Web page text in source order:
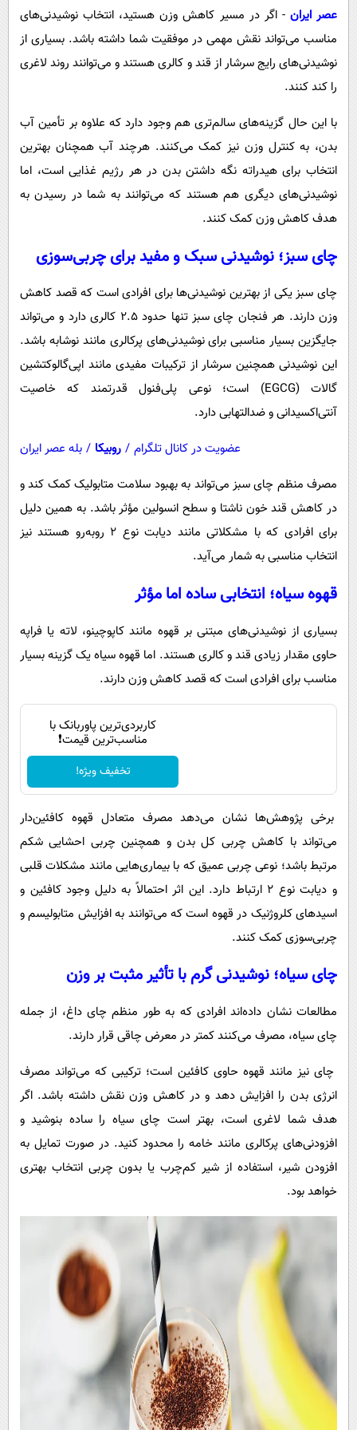
فناوری
گوناگون
محیط زیست
سلامت
سیاست خارجی
روانشناسی
آشپزی
عصر ایران - اگر در مسیر کاهش وزن هستید، انتخاب نوشیدنی‌های
مناسب می‌تواند نقش مهمی در موفقیت شما داشته باشد. بسیاری از
نوشیدنی‌های رایج سرشار از قند و کالری هستند و می‌توانند روند لاغری
را کند کنند.
با این حال گزینه‌های سالم‌تری هم وجود دارد که علاوه بر تأمین آب
بدن، به کنترل وزن نیز کمک می‌کنند. هرچند آب همچنان بهترین
انتخاب برای هیدراته نگه داشتن بدن در هر رژیم غذایی است، اما
نوشیدنی‌های دیگری هم هستند که می‌توانند به شما در رسیدن به
هدف کاهش وزن کمک کنند.
چای سبز؛ نوشیدنی سبک و مفید برای چربی‌سوزی
چای سبز یکی از بهترین نوشیدنی‌ها برای افرادی است که قصد کاهش
وزن دارند. هر فنجان چای سبز تنها حدود ۲.۵ کالری دارد و می‌تواند
جایگزین بسیار مناسبی برای نوشیدنی‌های پرکالری مانند نوشابه باشد.
این نوشیدنی همچنین سرشار از ترکیبات مفیدی مانند اپی‌گالوکتشین
گالات (EGCG) است؛ نوعی پلی‌فنول قدرتمند که خاصیت
آنتی‌اکسیدانی و ضدالتهابی دارد.
عضویت در کانال تلگرام / روبیکا / بله عصر ایران
مصرف منظم چای سبز می‌تواند به بهبود سلامت متابولیک کمک کند و
در کاهش قند خون ناشتا و سطح انسولین مؤثر باشد. به همین دلیل
برای افرادی که با مشکلاتی مانند دیابت نوع ۲ روبه‌رو هستند نیز
انتخاب مناسبی به شمار می‌آید.
قهوه سیاه؛ انتخابی ساده اما مؤثر
بسیاری از نوشیدنی‌های مبتنی بر قهوه مانند کاپوچینو، لاته یا فراپه
حاوی مقدار زیادی قند و کالری هستند. اما قهوه سیاه یک گزینه بسیار
مناسب برای افرادی است که قصد کاهش وزن دارند.
کاربردی‌ترین پاوربانک با
مناسب‌ترین قیمت❗
تخفیف ویژه!
برخی پژوهش‌ها نشان می‌دهد مصرف متعادل قهوه کافئین‌دار
می‌تواند با کاهش چربی کل بدن و همچنین چربی احشایی شکم
مرتبط باشد؛ نوعی چربی عمیق که با بیماری‌هایی مانند مشکلات قلبی
و دیابت نوع ۲ ارتباط دارد. این اثر احتمالاً به دلیل وجود کافئین و
اسیدهای کلروژنیک در قهوه است که می‌توانند به افزایش متابولیسم و
چربی‌سوزی کمک کنند.
چای سیاه؛ نوشیدنی گرم با تأثیر مثبت بر وزن
مطالعات نشان داده‌اند افرادی که به طور منظم چای داغ، از جمله
چای سیاه، مصرف می‌کنند کمتر در معرض چاقی قرار دارند.
چای نیز مانند قهوه حاوی کافئین است؛ ترکیبی که می‌تواند مصرف
انرژی بدن را افزایش دهد و در کاهش وزن نقش داشته باشد. اگر
هدف شما لاغری است، بهتر است چای سیاه را ساده بنوشید و
افزودنی‌های پرکالری مانند خامه را محدود کنید. در صورت تمایل به
افزودن شیر، استفاده از شیر کم‌چرب یا بدون چربی انتخاب بهتری
خواهد بود.